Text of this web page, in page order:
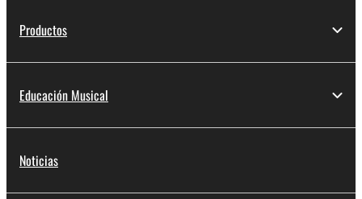
Productos
Educación Musical
Noticias